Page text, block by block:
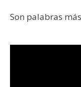
Son palabras